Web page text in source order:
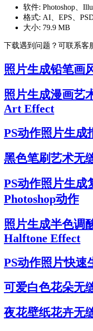
软件: Photoshop、
格式: AI、EPS、
大小: 79.9 MB
下载遇到问题？可联系客
照片生成铅笔画
照片生成漫画艺
Art Effect
PS动作照片生成
黑色笔刷艺术无
PS动作照片生成
Photoshop动作
照片生成半色调
Halftone Effect
PS动作照片快速
可爱白色花朵无
夜花壁纸花卉无